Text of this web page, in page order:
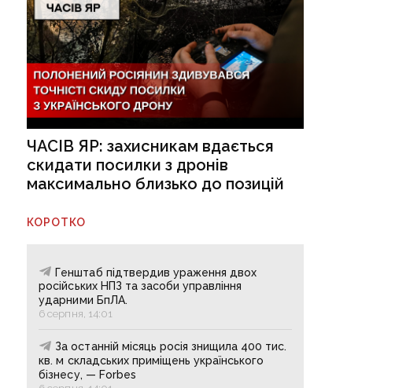
ЧАСІВ ЯР: захисникам вдається
скидати посилки з дронів
максимально близько до позицій
КОРОТКО
Генштаб підтвердив ураження двох
російських НПЗ та засоби управління
ударними БпЛА.
6 серпня, 14:01
За останній місяць росія знищила 400 тис.
кв. м складських приміщень українського
бізнесу, — Forbes